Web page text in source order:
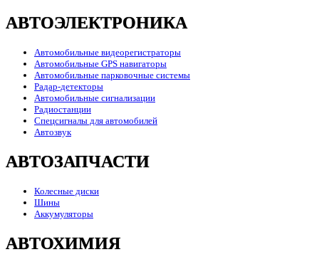
АВТОЭЛЕКТРОНИКА
Автомобильные видеорегистраторы
Автомобильные GPS навигаторы
Автомобильные парковочные системы
Радар-детекторы
Автомобильные сигнализации
Радиостанции
Спецсигналы для автомобилей
Автозвук
АВТОЗАПЧАСТИ
Колесные диски
Шины
Аккумуляторы
АВТОХИМИЯ